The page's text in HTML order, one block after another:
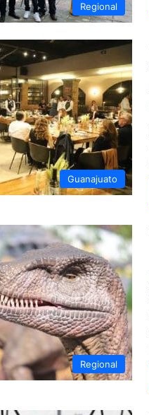
Regional
Guanajuato
Regional